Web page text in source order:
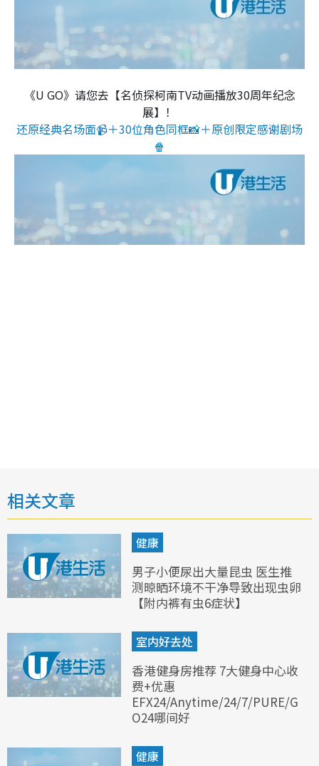
《U GO》请您去【名侦探柯南TV动画播放30周年纪念
展】！
还原经典名场面📹＋30位角色同框📸＋原创限定感谢剧场
🍿
相关文章
健康
男子小便尿出大量昆虫 医生推
测晾晒环境不干净导致出现虫卵
【附内裤有虫6症状】
室内好去处
香港健身房推荐 7大健身中心收
费+优惠
EFX24/Anytime/24/7/PURE/G
O24哪间好
健康